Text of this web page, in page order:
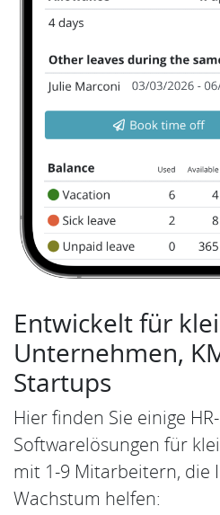
Entwickelt für
Unternehmen,
Startups
Hier finden Sie einige
Softwarelösungen für
mit 1-9 Mitarbeitern, die
Wachstum helfen: